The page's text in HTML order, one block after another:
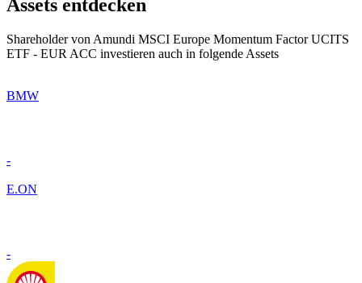
Assets entdecken
Shareholder von Amundi MSCI Europe Momentum Factor UCITS
ETF - EUR ACC investieren auch in folgende Assets
BMW
-
E.ON
-